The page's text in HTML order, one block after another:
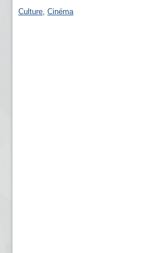
Culture, Cinéma